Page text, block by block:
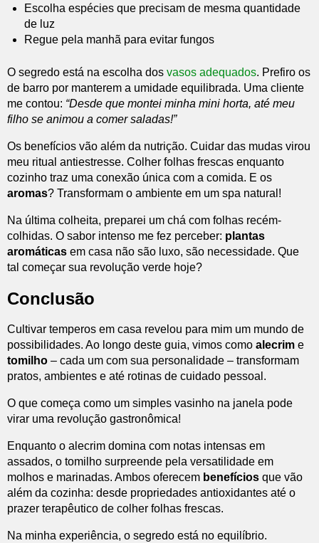
Escolha espécies que precisam de mesma quantidade
de luz
Regue pela manhã para evitar fungos
O segredo está na escolha dos vasos adequados. Prefiro os
de barro por manterem a umidade equilibrada. Uma cliente
me contou: “Desde que montei minha mini horta, até meu
filho se animou a comer saladas!”
Os benefícios vão além da nutrição. Cuidar das mudas virou
meu ritual antiestresse. Colher folhas frescas enquanto
cozinho traz uma conexão única com a comida. E os
aromas? Transformam o ambiente em um spa natural!
Na última colheita, preparei um chá com folhas recém-
colhidas. O sabor intenso me fez perceber: plantas
aromáticas em casa não são luxo, são necessidade. Que
tal começar sua revolução verde hoje?
Conclusão
Cultivar temperos em casa revelou para mim um mundo de
possibilidades. Ao longo deste guia, vimos como alecrim e
tomilho – cada um com sua personalidade – transformam
pratos, ambientes e até rotinas de cuidado pessoal.
O que começa como um simples vasinho na janela pode
virar uma revolução gastronômica!
Enquanto o alecrim domina com notas intensas em
assados, o tomilho surpreende pela versatilidade em
molhos e marinadas. Ambos oferecem benefícios que vão
além da cozinha: desde propriedades antioxidantes até o
prazer terapêutico de colher folhas frescas.
Na minha experiência, o segredo está no equilíbrio.